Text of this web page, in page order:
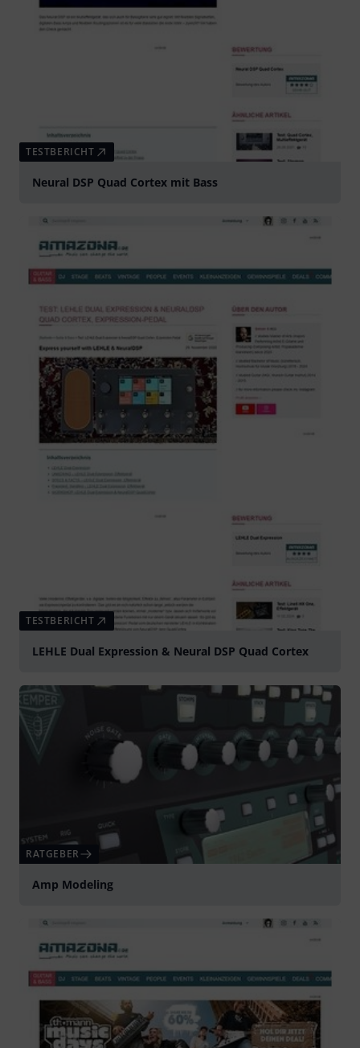
TESTBERICHT
Neural DSP Quad Cortex mit Bass
TESTBERICHT
LEHLE Dual Expression & Neural DSP Quad Cortex
RATGEBER
Amp Modeling